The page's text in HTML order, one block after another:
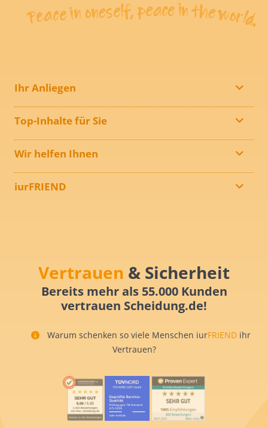
Ihr Anliegen
Top-Inhalte für Sie
Wir helfen Ihnen
iurFRIEND
Vertrauen & Sicherheit
Bereits mehr als 55.000 Kunden
vertrauen Scheidung.de!
Warum schenken so viele Menschen iurFRIEND ihr
Vertrauen?